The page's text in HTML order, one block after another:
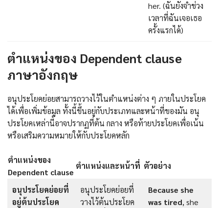
her. (ฉันยังจำช่วง
เวลาที่ฉันเจอเธอ
ครั้งแรกได้)
ตำแหน่งของ Dependent clause
ภาษาอังกฤษ
อนุประโยคย่อยสามารถวางไว้ในตำแหน่งต่าง ๆ ภายในประโยค
ได้เพื่อเพิ่มข้อมูล ทั้งนี้ขึ้นอยู่กับประเภทและหน้าที่ของมัน อนุ
ประโยคเหล่านี้อาจปรากฏที่ต้น กลาง หรือท้ายประโยคเพื่อเน้น
หรือเสริมความหมายให้กับประโยคหลัก
ตำแหน่งของ
Dependent clause
ตำแหน่งและหน้าที่ ตัวอย่าง
อนุประโยคย่อยที่
อยู่ต้นประโยค
อนุประโยคย่อยที่
วางไว้ต้นประโยค
Because she
was tired, she